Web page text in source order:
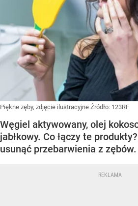
Piękne zęby, zdjęcie ilustracyjne Źródło: 123RF
Węgiel aktywowany, olej
jabłkowy. Co łączy te
usunąć przebarwienia z zębów.